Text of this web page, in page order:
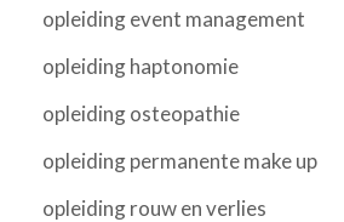
opleiding event management
opleiding haptonomie
opleiding osteopathie
opleiding permanente make up
opleiding rouw en verlies